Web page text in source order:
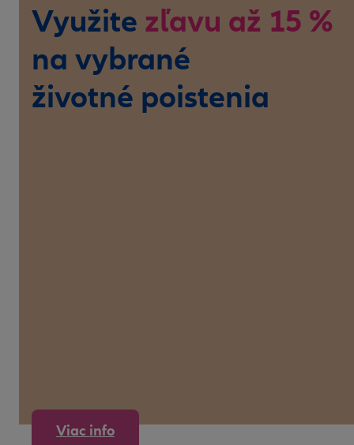
Využite zľavu až 15 %
na vybrané
životné poistenia
Viac info